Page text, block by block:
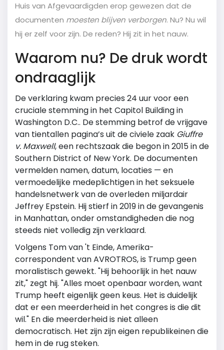
Huis van Afgevaardigden erop gewezen dat de
documenten moesten blijven verborgen. Nu? Nu wil
hij er zelf voor zijn. De reden? Hij zit in het nauw.
Waarom nu? De druk wordt
ondraaglijk
De verklaring kwam precies 24 uur voor een
cruciale stemming in het Capitol Buildingin
Washington D.C.. De stemming betrof de vrijgave
van tientallen pagina’s uit de civiele zaak Giuffre
v. Maxwell, een rechtszaak die begon in 2015 in de
Southern District of New York. De documenten
vermelden namen, datum, locaties — en
vermoedelijke medeplichtigen in het seksuele
handelsnetwerk van de overleden miljardair
Jeffrey Epstein. Hij stierf in 2019 in de gevangenis
in Manhattan, onder omstandigheden die nog
steeds niet volledig zijn verklaard.
Volgens Tom van 't Einde, Amerika-
correspondent vanAVROTROS, is Trump geen
moralistisch gewekt. "Hij behoorlijk in het nauw
zit," zegt hij. "Alles moet openbaar worden, want
Trump heeft eigenlijk geen keus. Het is duidelijk
dat er een meerderheid in het congres is die dit
wil." En die meerderheid is niet alleen
democratisch. Het zijn zijn eigen republikeinen die
hem in de rug steken.